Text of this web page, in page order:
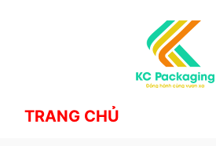
TRANG CHỦ